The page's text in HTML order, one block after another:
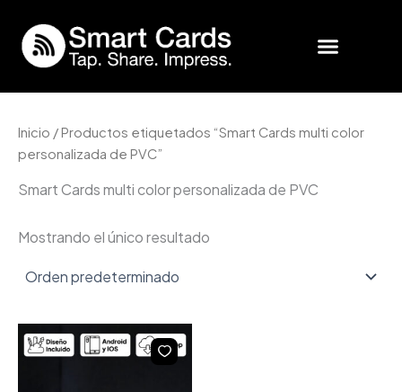
contenido
Inicio / Productos etiquetados “Smart Cards multi color
personalizada de PVC”
Smart Cards multi color personalizada de PVC
Mostrando el único resultado